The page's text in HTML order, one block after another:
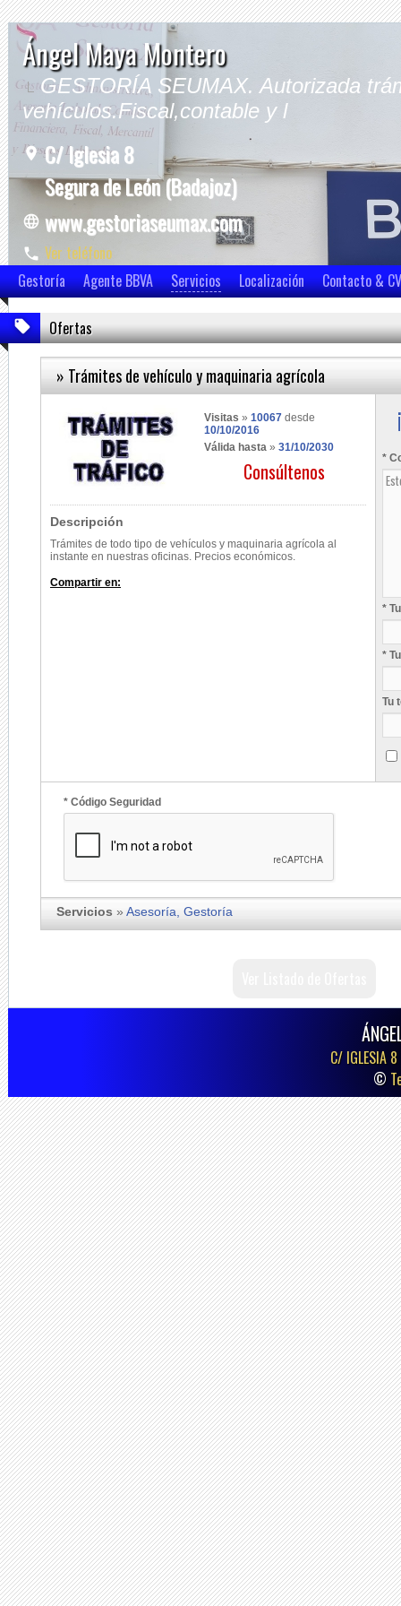
Ángel Maya Montero
GESTORÍA SEUMAX. Autorizada
vehículos.Fiscal,contable y l
C/ Iglesia 8
Segura de León (Badajoz)
www.gestoriaseumax.com
Ver teléfono
Ver móvil
Gestoría Agente BBVA Servicios Localización Contacto & CV
Ofertas
» Trámites de vehículo y maquinaria agrícola
Visitas » 10067 desde
10/10/2016
Válida hasta » 31/10/2030
Consúltenos
Descripción
Trámites de todo tipo de vehículos y maquinaria agrícola al
instante en nuestras oficinas. Precios económicos.
Compartir en:
*
*
*
Tu
* Código Seguridad
Servicios »Asesoría, Gestoría
C/ IGLESIA
©